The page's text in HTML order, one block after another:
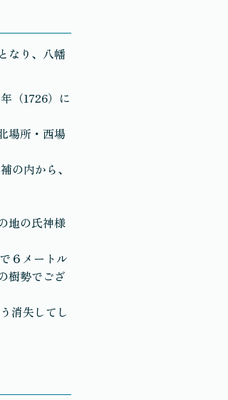
なり、八幡
（1726）に
場所・西場
の内から、
地の氏神様
６メートル
樹勢でござ
消失してし